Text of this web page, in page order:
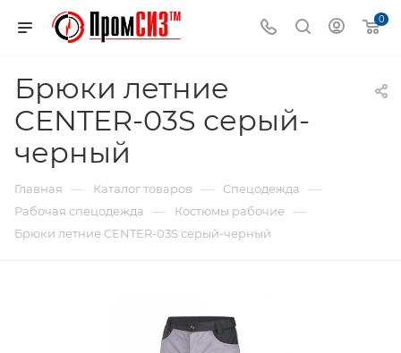
0
Брюки летние
CENTER-03S серый-
черный
Главная — Каталог товаров — Спецодежда —
Рабочая спецодежда — Костюмы рабочие —
Брюки летние CENTER-03S серый-черный